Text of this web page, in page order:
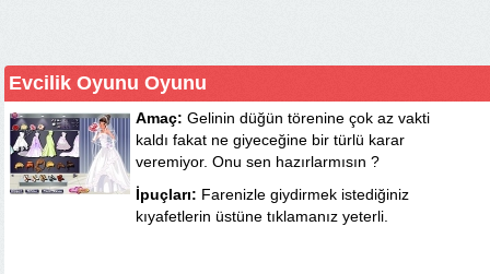
Evcilik Oyunu Oyunu
Amaç: Gelinin düğün törenine çok az vakti
kaldı fakat ne giyeceğine bir türlü karar
veremiyor. Onu sen hazırlarmısın ?
İpuçları: Farenizle giydirmek istediğiniz
kıyafetlerin üstüne tıklamanız yeterli.